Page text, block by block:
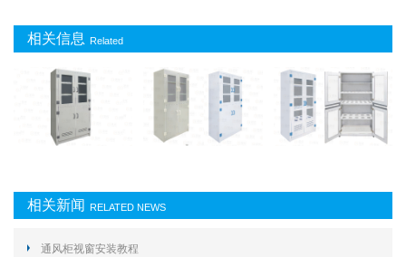
相关信息 Related
相关新闻 RELATED NEWS
通风柜视窗安装教程